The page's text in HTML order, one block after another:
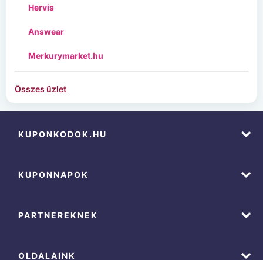
Hervis
Answear
Merkurymarket.hu
Összes üzlet
KUPONKODOK.HU
KUPONNAPOK
PARTNEREKNEK
OLDALAINK